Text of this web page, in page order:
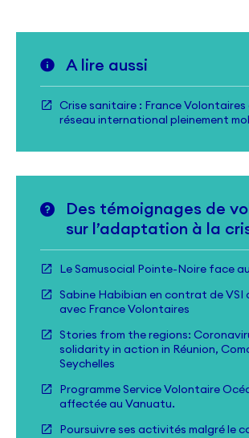
A lire aussi
Crise sanitaire : France Volontaires
réseau international pleinement
Des témoignages de
sur l’adaptation à la
Le Samusocial Pointe-Noire face
Sabine Habibian en contrat de VSI
avec France Volontaires
Stories from the regions:
solidarity in action in Réunion,
Seychelles
Programme Service Volontaire
affectée au Vanuatu.
Poursuivre ses activités malgré le